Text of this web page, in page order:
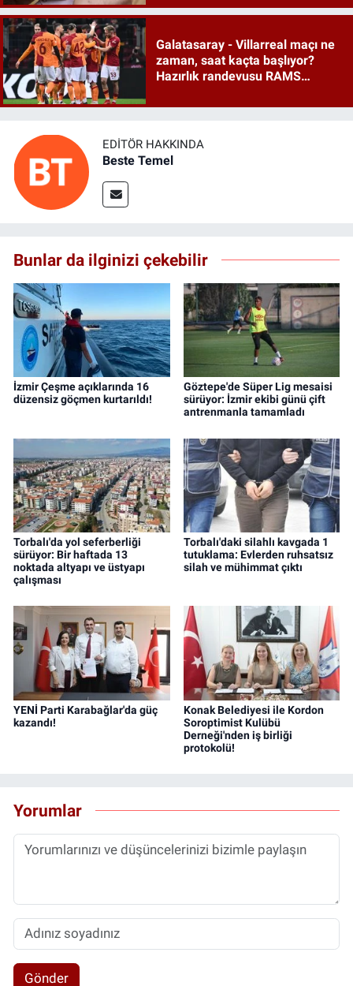
Galatasaray - Villarreal maçı ne
zaman, saat kaçta başlıyor?
Hazırlık randevusu RAMS
EDITÖR HAKKINDA
Beste Temel
Bunlar da ilginizi çekebilir
İzmir Çeşme açıklarında 16
düzensiz göçmen kurtarıldı!
Göztepe'de Süper Lig mesaisi
sürüyor: İzmir ekibi günü çift
antrenmanla tamamladı
Torbalı'da yol seferberliği
sürüyor: Bir haftada 13
noktada altyapı ve üstyapı
çalışması
Torbalı'daki silahlı kavgada 1
tutuklama: Evlerden ruhsatsız
silah ve mühimmat çıktı
YENİ Parti Karabağlar'da güç
kazandı!
Konak Belediyesi ile Kordon
Soroptimist Kulübü
Derneği'nden iş birliği
protokolü!
Yorumlar
Gönder